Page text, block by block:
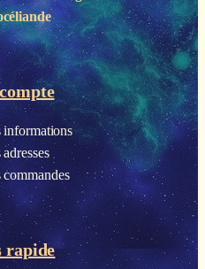
informations
commandes
rapide